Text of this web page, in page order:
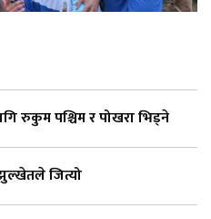
रुकुम पश्चिम र पोखरा भिड्ने
जित्यो